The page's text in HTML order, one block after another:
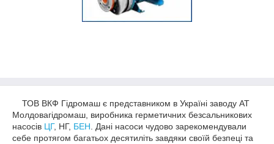
ТОВ ВКФ Гідромаш є представником в Україні заводу АТ
Молдовагідромаш, виробника герметичних безсальникових
насосів ЦГ, НГ, БЕН . Дані насоси чудово зарекомендували
себе протягом багатьох десятиліть завдяки своїй безпеці та